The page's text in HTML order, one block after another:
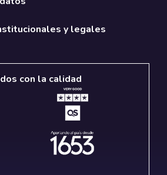
y legales
con la calidad